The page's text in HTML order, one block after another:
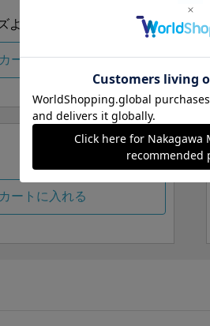
より当店にお任せ
カートに入れる
カートに入れる